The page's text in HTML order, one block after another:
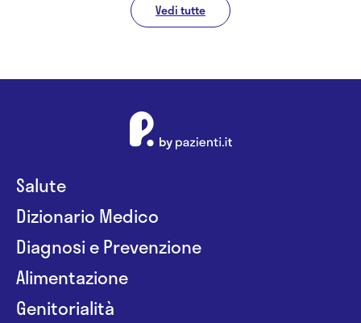
Vedi tutte
Salute
Dizionario Medico
Diagnosi e Prevenzione
Alimentazione
Genitorialità